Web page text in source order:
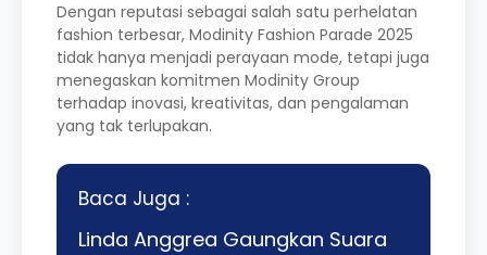
Dengan reputasi sebagai salah satu perhelatan
fashion terbesar, Modinity Fashion Parade 2025
tidak hanya menjadi perayaan mode, tetapi juga
menegaskan komitmen Modinity Group
terhadap inovasi, kreativitas, dan pengalaman
yang tak terlupakan.
Baca Juga :
Linda Anggrea Gaungkan Suara